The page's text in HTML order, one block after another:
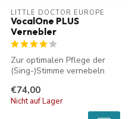
LITTLE DOCTOR EUROPE
VocalOne PLUS
Vernebler
Zur optimalen Pflege der
(Sing-)Stimme vernebeln
Voc...
€74,00
Nicht auf Lager